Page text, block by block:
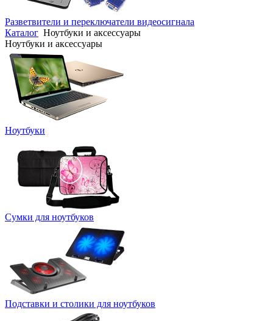
Разветвители и переключатели видеосигнала
Каталог Ноутбуки и аксессуары
Ноутбуки и аксессуары
Ноутбуки
Сумки для ноутбуков
Подставки и столики для ноутбуков